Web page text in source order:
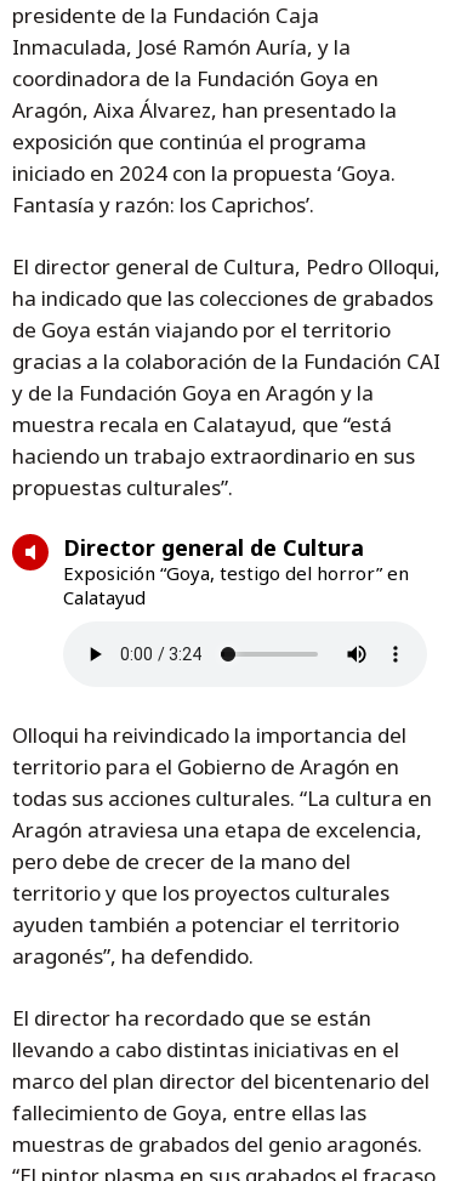
presidente de la Fundación Caja
Inmaculada, José Ramón Auría, y la
coordinadora de la Fundación Goya en
Aragón, Aixa Álvarez, han presentado la
exposición que continúa el programa
iniciado en 2024 con la propuesta ‘Goya.
Fantasía y razón: los Caprichos’.
El director general de Cultura, Pedro Olloqui,
ha indicado que las colecciones de grabados
de Goya están viajando por el territorio
gracias a la colaboración de la Fundación CAI
y de la Fundación Goya en Aragón y la
muestra recala en Calatayud, que “está
haciendo un trabajo extraordinario en sus
propuestas culturales”.
Director general de Cultura
Exposición “Goya, testigo del horror” en
Calatayud
Olloqui ha reivindicado la importancia del
territorio para el Gobierno de Aragón en
todas sus acciones culturales. “La cultura en
Aragón atraviesa una etapa de excelencia,
pero debe de crecer de la mano del
territorio y que los proyectos culturales
ayuden también a potenciar el territorio
aragonés”, ha defendido.
El director ha recordado que se están
llevando a cabo distintas iniciativas en el
marco del plan director del bicentenario del
fallecimiento de Goya, entre ellas las
muestras de grabados del genio aragonés.